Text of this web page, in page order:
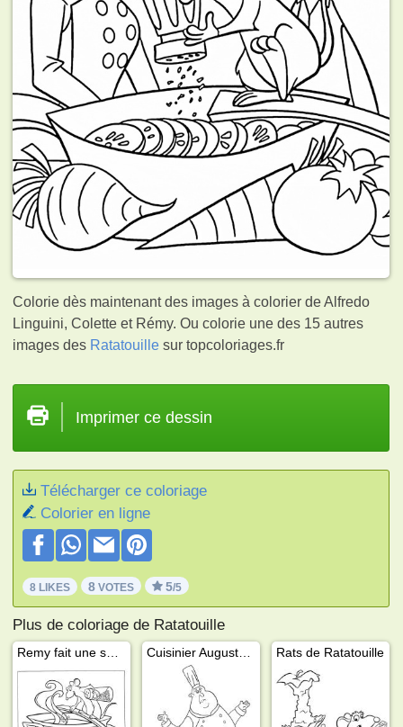
Colorie dès maintenant des images à colorier de Alfredo
Linguini, Colette et Rémy. Ou colorie une des 15 autres
images des Ratatouille sur topcoloriages.fr
Imprimer ce dessin
Télécharger ce coloriage
Colorier en ligne
8 LIKES 8 VOTES 5/5
Plus de coloriage de Ratatouille
Rats de Ratatouille